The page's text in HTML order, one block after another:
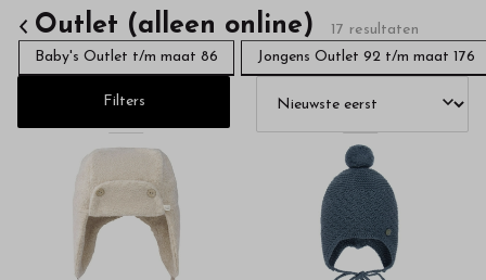
Bestel
kinderkleding
hoge
kwaliteit
Outlet (alleen online)
17 resultaten
Baby's Outlet t/m maat 86
Jongens Outlet 92 t/m maat 176
Filters